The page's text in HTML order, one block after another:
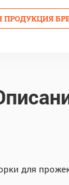
ПРОДУКЦИЯ
для